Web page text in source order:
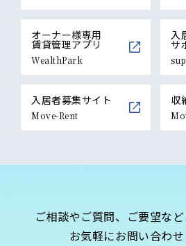
オーナー様専用
賃貸管理アプリ
WealthPark
入
サ
入居者募集サイト
Move-Rent
収
ご相談やご質問、ご要望など
お気軽にお問い合わせ